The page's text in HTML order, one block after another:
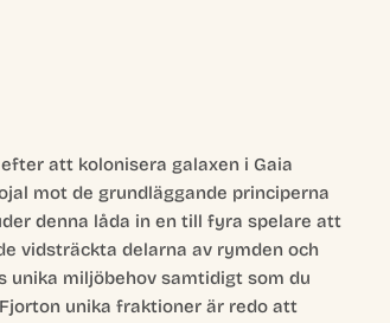
att kolonisera galaxen i Gaia
mot de grundläggande principerna
denna låda in en till fyra spelare att
vidsträckta delarna av rymden och
miljöbehov samtidigt som du
unika fraktioner är redo att